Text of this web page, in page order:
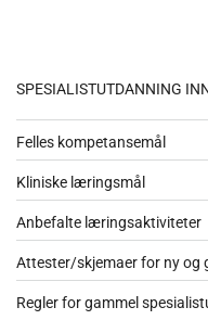
SPESIALISTUTDANNING
Felles kompetansemål
Kliniske læringsmål
Anbefalte læringsaktiviteter
Attester/skjemaer for ny og
Regler for gammel